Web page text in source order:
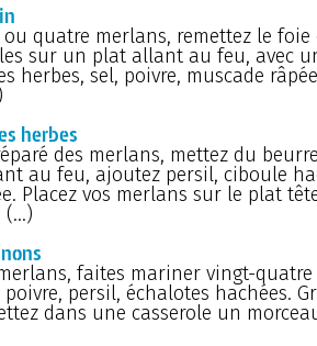
ou quatre merlans, remettez le foie
sur un plat allant au feu, avec
herbes, sel, poivre, muscade
herbes
des merlans, mettez du
au feu, ajoutez persil, ciboule
Placez vos merlans sur le plat
(…)
faites mariner vingt-
poivre, persil, échalotes hachées.
dans une casserole un